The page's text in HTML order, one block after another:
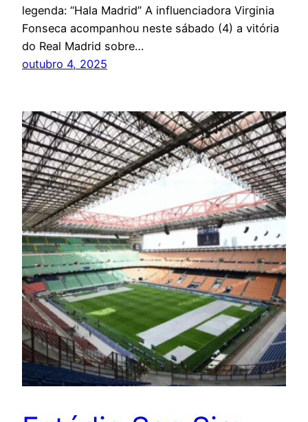
legenda: “Hala Madrid” A influenciadora Virginia
Fonseca acompanhou neste sábado (4) a vitória
do Real Madrid sobre…
outubro 4, 2025